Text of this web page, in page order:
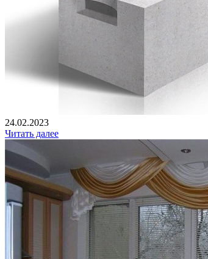
24.02.2023
Читать далее